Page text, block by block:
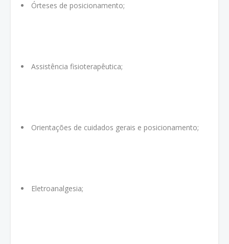
Órteses de posicionamento;
Assistência fisioterapêutica;
Orientações de cuidados gerais e posicionamento;
Eletroanalgesia;